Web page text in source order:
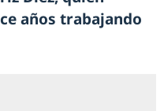
años trabajando